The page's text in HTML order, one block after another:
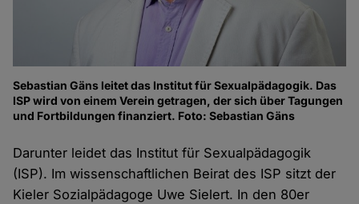
Sebastian Gäns leitet das Institut für Sexualpädagogik. Das
ISP wird von einem Verein getragen, der sich über Tagungen
und Fortbildungen finanziert. Foto: Sebastian Gäns
Darunter leidet das Institut für Sexualpädagogik
(ISP). Im wissenschaftlichen Beirat des ISP sitzt der
Kieler Sozialpädagoge Uwe Sielert. In den 80er